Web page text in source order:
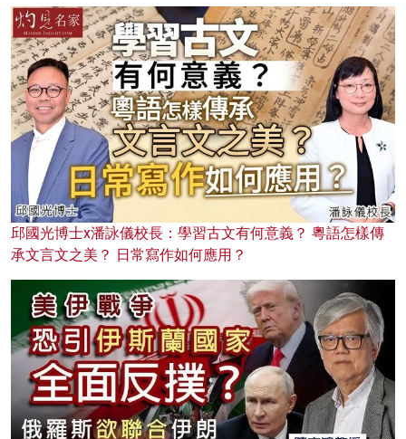
邱國光博士x潘詠儀校長：學習古文有何意義？ 粵語怎樣傳
承文言文之美？ 日常寫作如何應用？